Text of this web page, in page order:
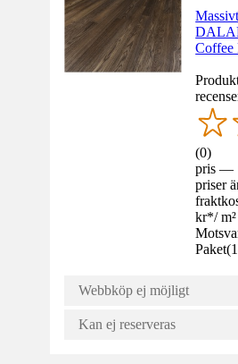
Coffee
(0)
pris —
priser
kr*/ m²
Paket(
Webbköp ej möjligt
Kan ej reserveras